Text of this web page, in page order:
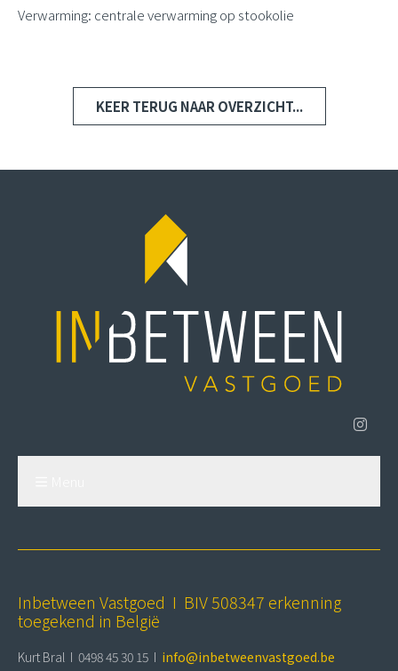
Verwarming: centrale verwarming op stookolie
KEER TERUG NAAR OVERZICHT...
Inbetween Vastgoed I BIV 508347 erkenning
toegekend in België
Kurt Bral I 0498 45 30 15 I info@inbetweenvastgoed.be